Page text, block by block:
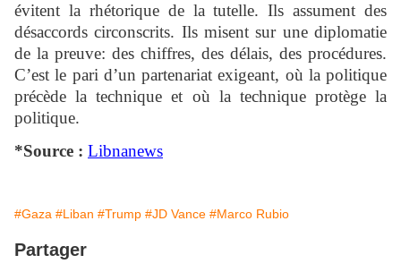
évitent la rhétorique de la tutelle. Ils assument des
désaccords circonscrits. Ils misent sur une diplomatie
de la preuve: des chiffres, des délais, des procédures.
C’est le pari d’un partenariat exigeant, où la politique
précède la technique et où la technique protège la
politique.
*Source : Libnanews
#Gaza #Liban #Trump #JD Vance #Marco Rubio
Partager